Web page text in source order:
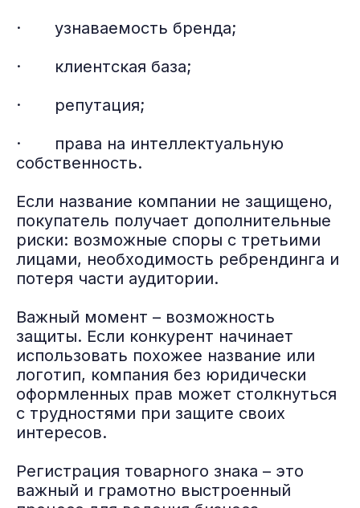
· узнаваемость бренда;
· клиентская база;
· репутация;
· права на интеллектуальную
собственность.
Если название компании не защищено,
покупатель получает дополнительные
риски: возможные споры с третьими
лицами, необходимость ребрендинга и
потеря части аудитории.
Важный момент – возможность
защиты. Если конкурент начинает
использовать похожее название или
логотип, компания без юридически
оформленных прав может столкнуться
с трудностями при защите своих
интересов.
Регистрация товарного знака – это
важный и грамотно выстроенный